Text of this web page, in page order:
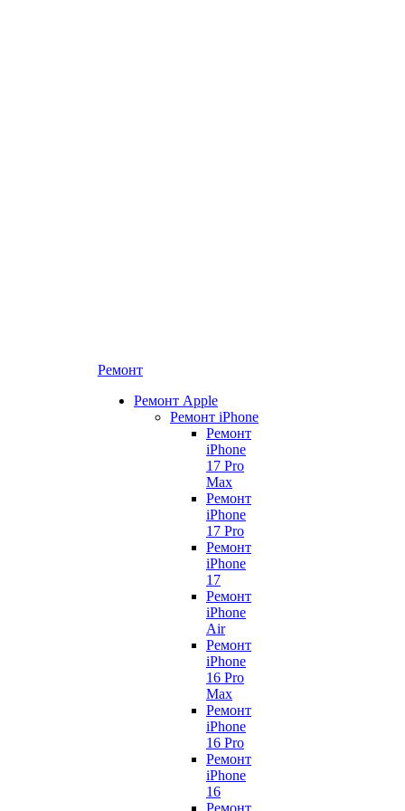
Ремонт
Ремонт Apple
Ремонт iPhone
Ремонт
iPhone
17 Pro
Max
Ремонт
iPhone
17 Pro
Ремонт
iPhone
17
Ремонт
iPhone
Air
Ремонт
iPhone
16 Pro
Max
Ремонт
iPhone
16 Pro
Ремонт
iPhone
16
Ремонт